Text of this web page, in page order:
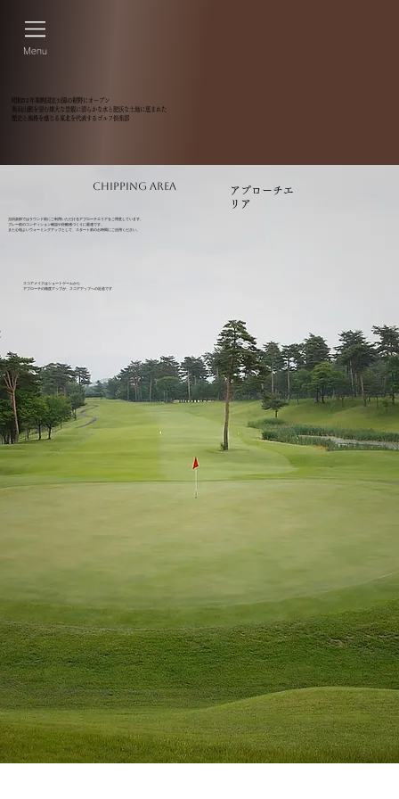
昭和52年栗駒国定公園の裾野にオープン
奥羽山脈を望む雄大な景観に清らかな水と肥沃な土地に恵まれた
歴史と風格を感じる東北を代表するゴルフ倶楽部
Menu
CHIPPING AREA
​アプローチエ
リア
当倶楽部ではラウンド前にご利用いただけるアプローチエリアをご用意しています。
プレー前のコンディション確認や距離感づくりに最適です。
また心地よいウォーミングアップとして、スタート前のお時間にご活用ください。
スコアメイクはショートゲームから
アプローチの精度アップが、スコアアップへの近道です